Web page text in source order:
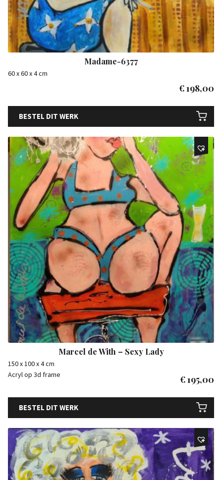
Madame-6377
60 x 60 x 4 cm
€198,00
BESTEL DIT WERK
Marcel de With – Sexy Lady
150 x 100 x 4 cm
Acryl op 3d frame
€195,00
BESTEL DIT WERK